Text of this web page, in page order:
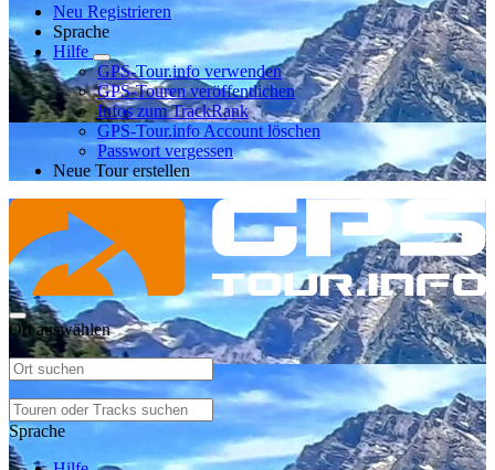
Neu Registrieren
Sprache
Hilfe
GPS-Tour.info verwenden
GPS-Touren veröffentlichen
Infos zum TrackRank
GPS-Tour.info Account löschen
Passwort vergessen
Neue Tour erstellen
Ort auswählen
Sprache